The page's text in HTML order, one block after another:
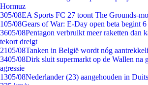
Hormuz
305/08EA Sports FC 27 toont The Grounds-
105/08Gears of War: E-Day open beta begint 6
3605/08Pentagon verbruikt meer raketten dan
tekort dreigt
2105/08Tanken in België wordt nóg
3405/08Dirk sluit supermarkt op de Wallen na
agressie
1305/08Nederlander (23) aangehouden in